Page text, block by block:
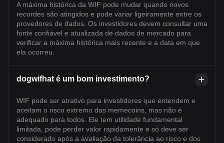
A máxima histórica da WIF pode mudar quando novos
recordes são atingidos e pode variar ligeiramente entre os
provedores de dados. Os investidores devem consultar uma
fonte confiável e atualizada de dados de mercado para
verificar a máxima histórica mais recente e a data em que
ela ocorreu.
dogwifhat é um bom investimento?
WIF pode ser atrativo para investidores que entendem e
aceitam o risco extremo das memecoins, mas não é
adequado para todos. Ele tem utilidade fundamental
limitada, pode perder valor rapidamente e só deve ser
considerado após a avaliação da tolerância ao risco e dos